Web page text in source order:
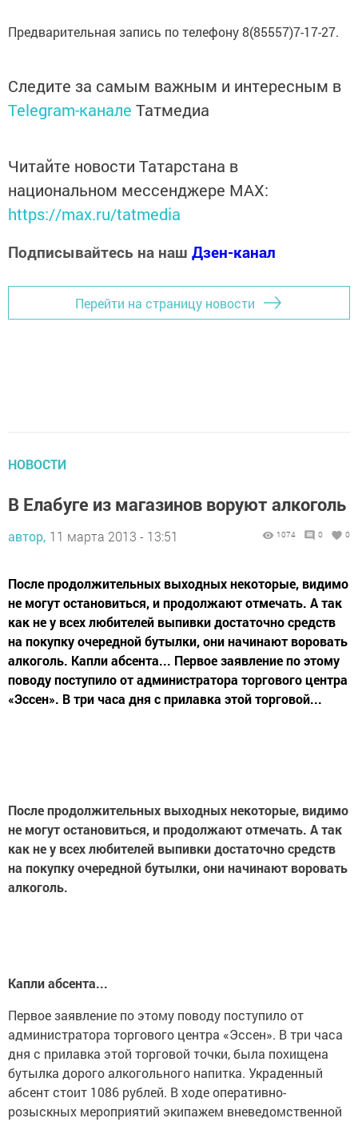
Предварительная запись по телефону 8(85557)7-17-27.
Следите за самым важным и интересным в
Telegram-канале Татмедиа
Читайте новости Татарстана в
национальном мессенджере MАХ:
https://max.ru/tatmedia
Подписывайтесь на наш Дзен-канал
Перейти на страницу новости
НОВОСТИ
В Елабуге из магазинов воруют алкоголь
автор, 11 марта 2013 - 13:51 1074 0 0
После продолжительных выходных некоторые, видимо
не могут остановиться, и продолжают отмечать. А так
как не у всех любителей выпивки достаточно средств
на покупку очередной бутылки, они начинают воровать
алкоголь. Капли абсента... Первое заявление по этому
поводу поступило от администратора торгового центра
«Эссен». В три часа дня с прилавка этой торговой...
После продолжительных выходных некоторые, видимо
не могут остановиться, и продолжают отмечать. А так
как не у всех любителей выпивки достаточно средств
на покупку очередной бутылки, они начинают воровать
алкоголь.
Капли абсента...
Первое заявление по этому поводу поступило от
администратора торгового центра «Эссен». В три часа
дня с прилавка этой торговой точки, была похищена
бутылка дорого алкогольного напитка. Украденный
абсент стоит 1086 рублей. В ходе оперативно-
розыскных мероприятий экипажем вневедомственной